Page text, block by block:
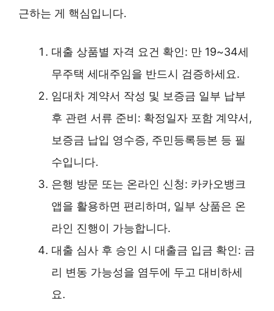
근하는 게 핵심입니다.
대출 상품별 자격 요건 확인: 만 19~34세
무주택 세대주임을 반드시 검증하세요.
임대차 계약서 작성 및 보증금 일부 납부
후 관련 서류 준비: 확정일자 포함 계약서,
보증금 납입 영수증, 주민등록등본 등 필
수입니다.
은행 방문 또는 온라인 신청: 카카오뱅크
앱을 활용하면 편리하며, 일부 상품은 온
라인 진행이 가능합니다.
대출 심사 후 승인 시 대출금 입금 확인: 금
리 변동 가능성을 염두에 두고 대비하세
요.